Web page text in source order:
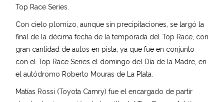
Top Race Series.
Con cielo plomizo, aunque sin precipitaciones, se largó la
final de la décima fecha de la temporada del Top Race, con
gran cantidad de autos en pista, ya que fue en conjunto
con el Top Race Series el domingo del Día de la Madre, en
el autódromo Roberto Mouras de La Plata.
Matías Rossi (Toyota Camry) fue el encargado de partir